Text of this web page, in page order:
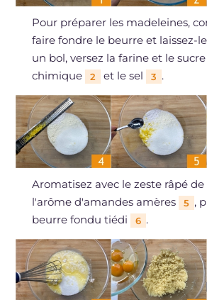
Pour préparer les madeleines,
faire fondre le beurre et laissez-
un bol, versez la farine et le sucre
chimique
2 et le sel 3 .
Aromatisez avec le zeste râpé
l'arôme d'amandes amères
5 ,
beurre fondu tiédi
6 .